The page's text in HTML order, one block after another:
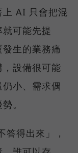
上 AI 只會把混
可能先提
生的業務痛
設備很可能
小、需求偶
。
答得出來」，